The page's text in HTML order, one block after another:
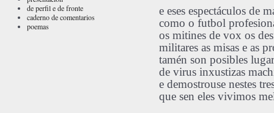
de perfil e de fronte
caderno de comentarios
poemas
e eses espectáculos de
como o futbol
os mitines de vox os
militares as misas e as
tamén son posibles
de virus inxustizas
e demostrouse nestes
que sen eles vivimos